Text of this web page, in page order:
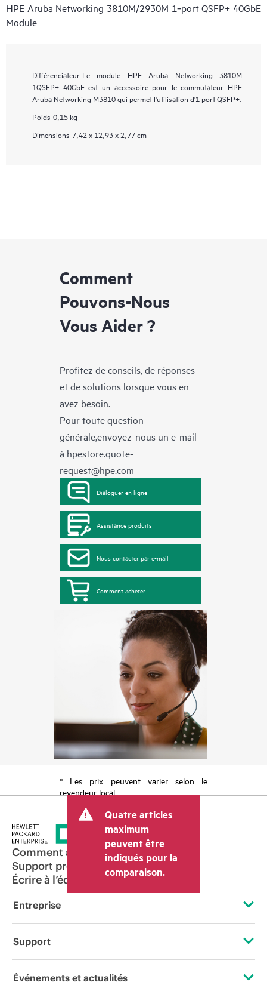
HPE Aruba Networking 3810M/2930M 1‑port QSFP+ 40GbE
Module
Différenciateur Le module HPE Aruba Networking 3810M
1QSFP+ 40GbE est un accessoire pour le commutateur HPE
Aruba Networking M3810 qui permet l'utilisation d'1 port QSFP+.
Poids 0,15 kg
Dimensions 7,42 x 12,93 x 2,77 cm
Comment
Pouvons-Nous
Vous Aider ?
Profitez de conseils, de réponses
et de solutions lorsque vous en
avez besoin.
Pour toute question
générale,envoyez-nous un e-mail
à hpestore.quote-
request@hpe.com
Dialoguer en ligne
Assistance produits
Nous contacter par e-mail
Comment acheter
* Les prix peuvent varier selon le
revendeur local.
Quatre articles
maximum
peuvent être
indiqués pour la
comparaison.
Comment acheter
Support produit
Écrire à l’équipe commerciale
Entreprise
À propos de HPE
Support
Services d’assistance opérationnelle (OSS)
Événements et actualités